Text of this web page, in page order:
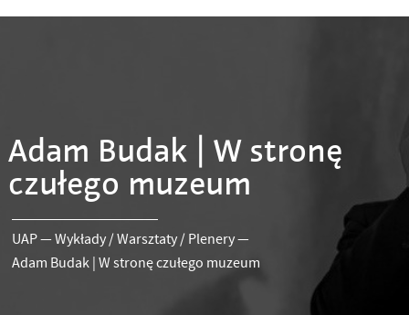
Adam Budak | W stronę
czułego muzeum
UAP—Wykłady / Warsztaty / Plenery—
Adam Budak | W stronę czułego muzeum